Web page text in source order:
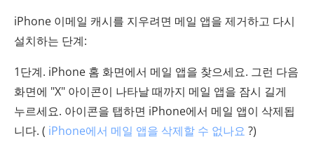
iPhone 이메일 캐시를 지우려면 메일 앱을 제거하고 다시
설치하는 단계:
1단계. iPhone 홈 화면에서 메일 앱을 찾으세요. 그런 다음
화면에 "X" 아이콘이 나타날 때까지 메일 앱을 잠시 길게
누르세요. 아이콘을 탭하면 iPhone에서 메일 앱이 삭제됩
니다. ( iPhone에서 메일 앱을 삭제할 수 없나요 ?)